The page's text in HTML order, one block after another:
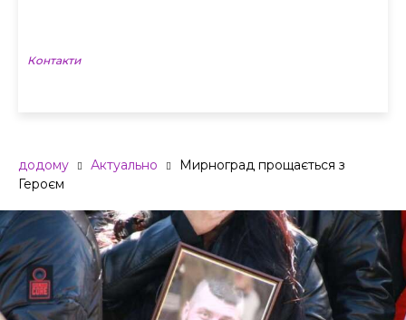
Контакти
додому Актуально
Мирноград прощається з
Героєм